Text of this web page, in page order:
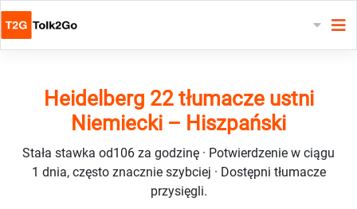
Heidelberg 22 tłumacze ustni
Niemiecki – Hiszpański
Stała stawka od106 za godzinę · Potwierdzenie w ciągu
1 dnia, często znacznie szybciej · Dostępni tłumacze
przysięgli.